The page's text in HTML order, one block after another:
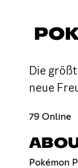
Die
neue
79 Online
Pokémon